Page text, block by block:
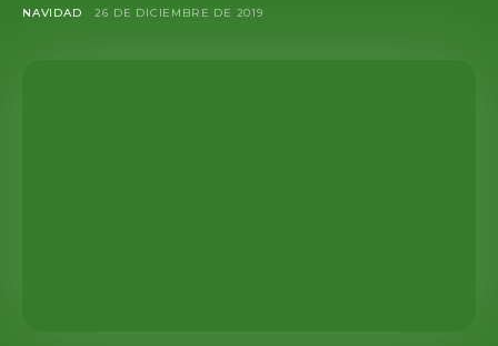
NAVIDAD 26 DE DICIEMBRE DE 2019